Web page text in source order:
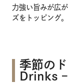
力強い旨みが広
ズをトッピング。
季節の
Drinks